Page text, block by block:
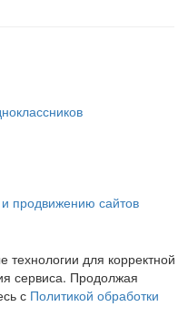
для корректной
сервиса. Продолжая
с Политикой обработки